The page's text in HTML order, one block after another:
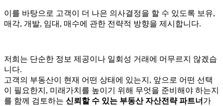
이를 바탕으로 고객이 더 나은 의사결정을 할 수 있도록 보유,
매각, 개발, 임대, 매수에 관한 전략적 방향을 제시합니다.
저희는 단순한 정보 제공이나 일회성 거래에 머무르지 않겠습
니다.
고객의 부동산이 현재 어떤 상태에 있는지, 앞으로 어떤 선택
이 필요한지, 미래가치를 높이기 위해 무엇을 준비해야 하는지
를 함께 검토하는 신뢰할 수 있는 부동산 자산전략 파트너 가